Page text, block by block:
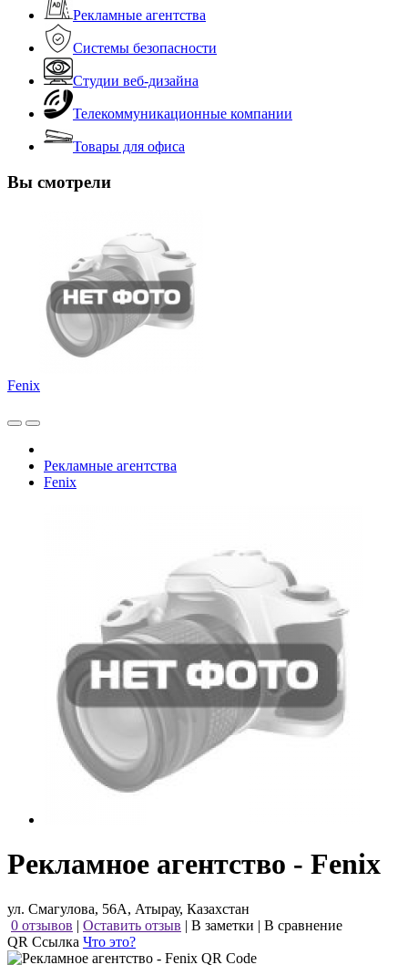
Рекламные агентства
Системы безопасности
Студии веб-дизайна
Телекоммуникационные компании
Товары для офиса
Вы смотрели
Fenix
Рекламные агентства
Fenix
Рекламное агентство - Fenix
ул. Смагулова, 56А, Атырау, Казахстан
0 отзывов | Оставить отзыв | В заметки | В сравнение
QR Ссылка Что это?